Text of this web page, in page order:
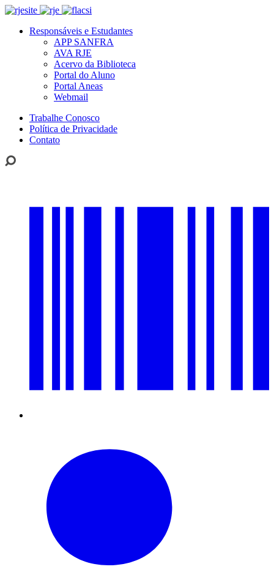
Responsáveis e Estudantes
APP SANFRA
AVA RJE
Acervo da Biblioteca
Portal do Aluno
Portal Aneas
Webmail
Trabalhe Conosco
Política de Privacidade
Contato